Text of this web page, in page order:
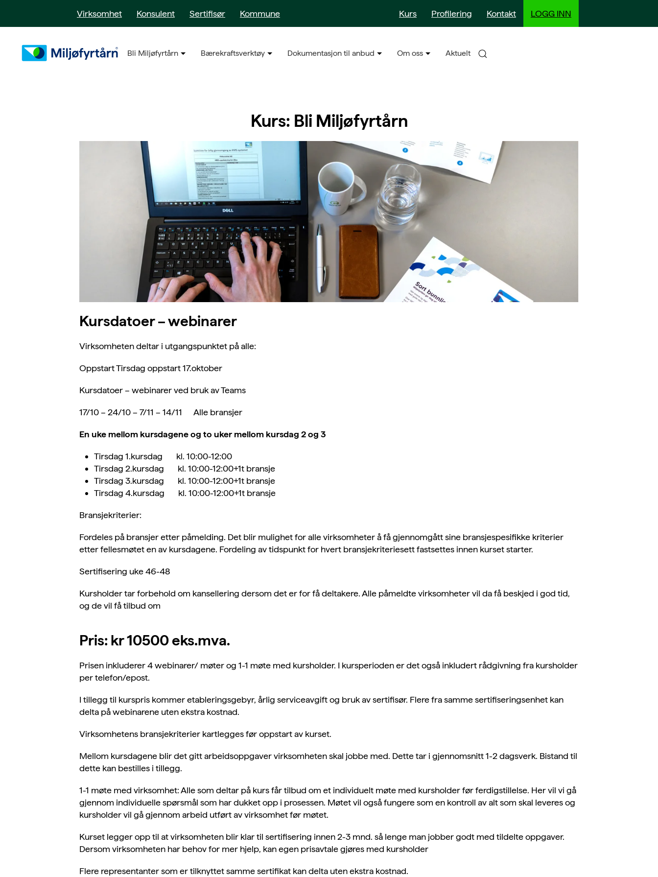
Virksomhet Konsulent Sertifisør Kommune Kurs Profilering Kontakt LOGG INN
Bli Miljøfyrtårn Bærekraftsverktøy Dokumentasjon til anbud Om oss Aktuelt
Kurs: Bli Miljøfyrtårn
Kursdatoer – webinarer
Virksomheten deltar i utgangspunktet på alle:
Oppstart Tirsdag oppstart 17.oktober
Kursdatoer – webinarer ved bruk av Teams
17/10 – 24/10 – 7/11 – 14/11 Alle bransjer
En uke mellom kursdagene og to uker mellom kursdag 2 og 3
Tirsdag 1.kursdag kl. 10:00-12:00
Tirsdag 2.kursdag kl. 10:00-12:00+1t bransje
Tirsdag 3.kursdag kl. 10:00-12:00+1t bransje
Tirsdag 4.kursdag kl. 10:00-12:00+1t bransje
Bransjekriterier:
Fordeles på bransjer etter påmelding. Det blir mulighet for alle virksomheter å få gjennomgått sine bransjespesifikke kriterier
etter fellesmøtet en av kursdagene. Fordeling av tidspunkt for hvert bransjekriteriesett fastsettes innen kurset starter.
Sertifisering uke 46-48
Kursholder tar forbehold om kansellering dersom det er for få deltakere. Alle påmeldte virksomheter vil da få beskjed i god tid,
og de vil få tilbud om
Pris: kr 10500 eks.mva.
Prisen inkluderer 4 webinarer/ møter og 1-1 møte med kursholder. I kursperioden er det også inkludert rådgivning fra kursholder
per telefon/epost.
I tillegg til kurspris kommer etableringsgebyr, årlig serviceavgift og bruk av sertifisør. Flere fra samme sertifiseringsenhet kan
delta på webinarene uten ekstra kostnad.
Virksomhetens bransjekriterier kartlegges før oppstart av kurset.
Mellom kursdagene blir det gitt arbeidsoppgaver virksomheten skal jobbe med. Dette tar i gjennomsnitt 1-2 dagsverk. Bistand til
dette kan bestilles i tillegg.
1-1 møte med virksomhet: Alle som deltar på kurs får tilbud om et individuelt møte med kursholder før ferdigstillelse. Her vil vi gå
gjennom individuelle spørsmål som har dukket opp i prosessen. Møtet vil også fungere som en kontroll av alt som skal leveres og
kursholder vil gå gjennom arbeid utført av virksomhet før møtet.
Kurset legger opp til at virksomheten blir klar til sertifisering innen 2-3 mnd. så lenge man jobber godt med tildelte oppgaver.
Dersom virksomheten har behov for mer hjelp, kan egen prisavtale gjøres med kursholder
Flere representanter som er tilknyttet samme sertifikat kan delta uten ekstra kostnad.